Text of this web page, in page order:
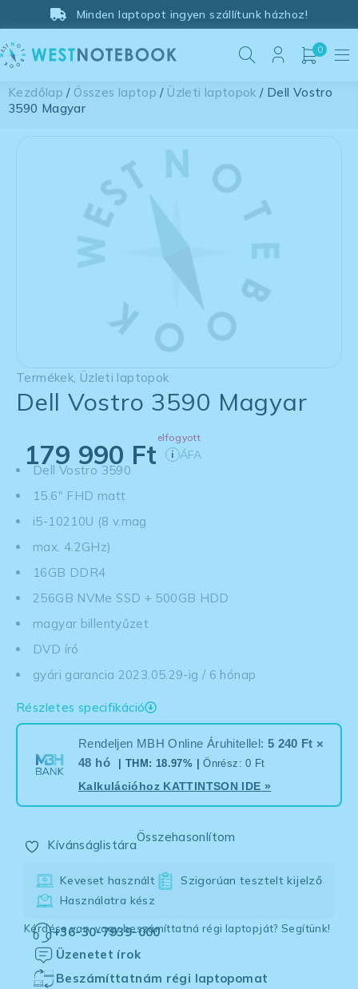
Minden laptopot ingyen szállítunk házhoz!
0
Kezdőlap / Összes laptop / Üzleti laptopok / Dell Vostro
3590 Magyar
Termékek Üzleti laptopok
Dell Vostro 3590 Magyar
elfogyott
179 990 Ft i ÁFA
Dell Vostro 3590
15.6" FHD matt
i5-10210U (8 v.mag
max. 4.2GHz)
16GB DDR4
256GB NVMe SSD + 500GB HDD
magyar billentyűzet
DVD író
gyári garancia 2023.05.29-ig / 6 hónap
Részletes specifikáció
Rendeljen MBH Online Áruhitellel: 5 240 Ft ×
48 hó
| THM: 18.97% |Önrész: 0 Ft
Kalkulációhoz KATTINTSON IDE »
Kívánságlistára
Összehasonlítom
Keveset használt
Szigorúan tesztelt kijelző
Használatra kész
Kérdése van, vagy beszámíttatná régi laptopját? Segítünk!
+36-30-7939-000
Üzenetet írok
Beszámíttatnám régi laptopomat